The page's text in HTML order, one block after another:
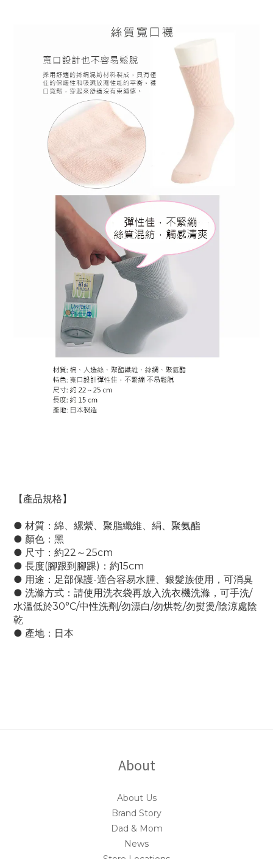
【產品規格】
● 材質： 綿、縲縈、聚脂纖維、絹、聚氨酯
● 顏色：黑
● 尺寸：約22～25cm
● 長度(腳跟到腳踝)：約15cm
● 用途：足部保護-適合容易水腫、銀髮族使用，可消臭
● 洗滌方式： 請使用洗衣袋再放入洗衣機洗滌，可手洗/
水溫低於30°C/中性洗劑/勿漂白/勿烘乾/勿熨燙/陰涼處陰
乾
● 產地：日本
About
About Us
Brand Story
Dad & Mom
News